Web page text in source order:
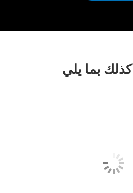
بما يلي